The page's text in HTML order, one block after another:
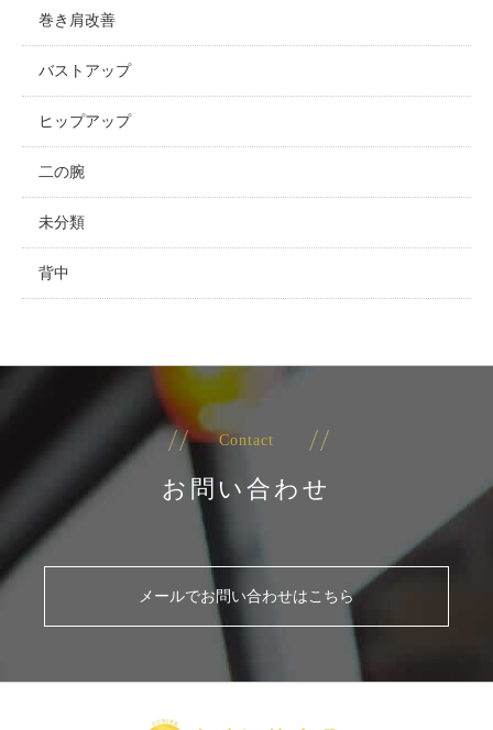
巻き肩改善
バストアップ
ヒップアップ
二の腕
未分類
背中
Contact
お問い合わせ
メールでお問い合わせはこちら